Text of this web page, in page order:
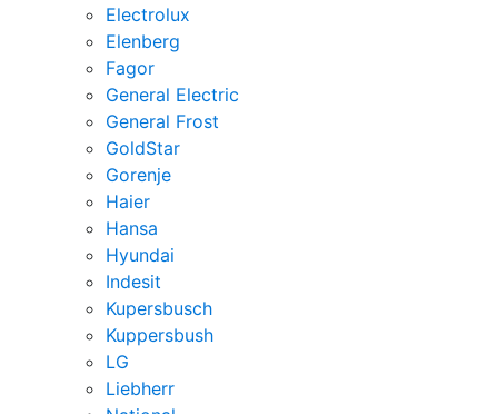
Electrolux
Elenberg
Fagor
General Electric
General Frost
GoldStar
Gorenje
Haier
Hansa
Hyundai
Indesit
Kupersbusch
Kuppersbush
LG
Liebherr